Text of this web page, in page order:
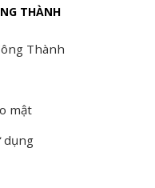
THÀNH
Thành
mật
dụng